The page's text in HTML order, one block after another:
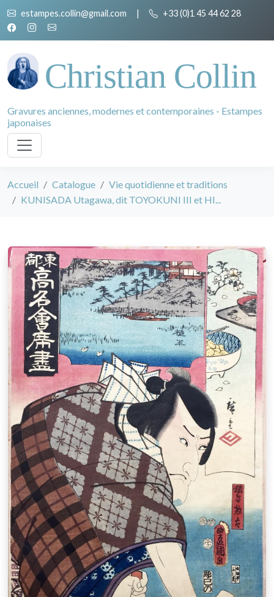
estampes.collin@gmail.com | +33 (0)1 45 44 62 28
Christian Collin
Gravures anciennes, modernes et contemporaines - Estampes
japonaises
Accueil Catalogue
Vie quotidienne et traditions
KUNISADA Utagawa, dit TOYOKUNI III et HI...